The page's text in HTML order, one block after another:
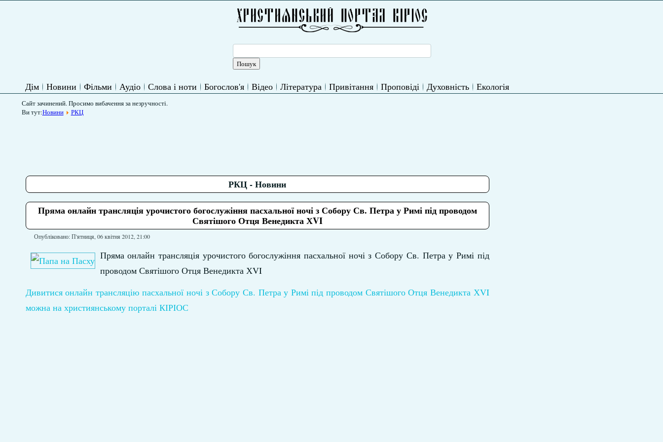
Дім Новини Фільми Аудіо Слова і ноти Богослов'я Відео Література Привітання Проповіді Духовність Екологія
Сайт зачинений. Просимо вибачення за незручності.
Ви тут:Новини РКЦ
РКЦ - Новини
Пряма онлайн трансляція урочистого богослужіння пасхальної ночі з Собору Св. Петра у Римі під проводом
Святішого Отця Венедикта ХVI
Опубліковано: П'ятниця, 06 квітня 2012, 21:00
Пряма онлайн трансляція урочистого богослужіння пасхальної ночі з Собору Св. Петра у Римі під
проводом Святішого Отця Венедикта ХVI
Дивитися онлайн трансляцію пасхальної ночі з Собору Св. Петра у Римі під проводом Святішого Отця Венедикта ХVI
можна на християнському порталі КІРІОС